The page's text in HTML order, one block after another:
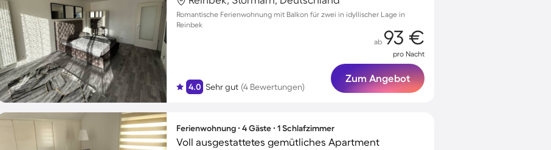
Romantische Ferienwohnung mit Balkon für zwei in idyllischer Lage in
Reinbek
4.0 Sehr gut (4 Bewertungen)
ab 93 €
pro Nacht
Zum Angebot
Ferienwohnung ∙ 4 Gäste ∙ 1 Schlafzimmer
Voll ausgestattetes gemütliches Apartment